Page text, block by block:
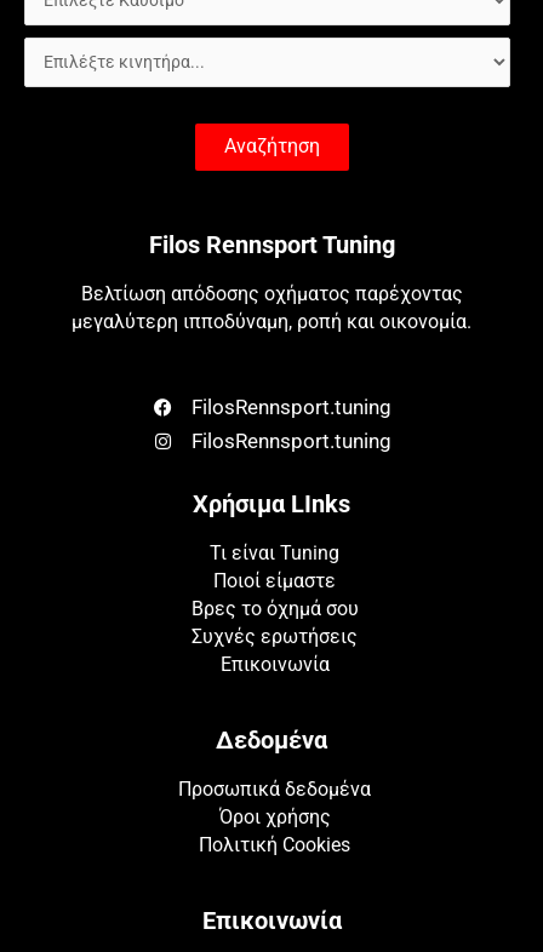
Αναζήτηση
Filos Rennsport Tuning
Βελτίωση απόδοσης οχήματος παρέχοντας
μεγαλύτερη ιπποδύναμη, ροπή και οικονομία.
FilosRennsport.tuning
FilosRennsport.tuning
Χρήσιμα LInks
Τι είναι Tuning
Ποιοί είμαστε
Βρες το όχημά σου
Συχνές ερωτήσεις
Επικοινωνία
Δεδομένα
Προσωπικά δεδομένα
Όροι χρήσης
Πολιτική Cookies
Επικοινωνία